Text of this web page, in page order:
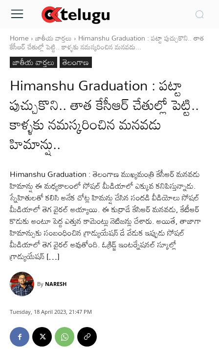
Home జాతీయ వార్తలు Himanshu Graduation : పట్టా పుచ్చుకొని.. తాత
కేసీఆర్ చేతుల్లో పెట్టి.. కాళ్ళకు నమస్కరించిన మనవడు...
జాతీయ వార్తలు తెలంగాణ
Himanshu Graduation : పట్టా
పుచ్చుకొని.. తాత కేసీఆర్ చేతుల్లో పెట్టి..
కాళ్ళకు నమస్కరించిన మనవడు
హిమాన్షు..
Himanshu Graduation : తెలంగాణ ముఖ్యమంత్రి కేసీఆర్ మనవడు
హిమాన్షు ఈ మధ్యకాలంలో సోషల్ మీడియాలో ఎక్కువ కనిపిస్తున్నాడు.
స్నేహితులతో కలిసి అనేక చోట్ల హిమన్షు చేసిన సందడి వీడియోలు సోషల్
మీడియాలో తెగ వైరల్ అయ్యాయి. ఈ కుర్రాడే కేసిఆర్ మనవడు, కేటీఆర్
కొడుకు అంటూ పెద్ద ఎత్తున కామెంట్లు నెటిజన్లు చేశారు. అయితే, తాజాగా
హిమాన్సుకు సంబంధించిన గ్రాడ్యుయేషన్ డే వేడుక ఇప్పుడు సోషల్
మీడియాలో తెగ వైరల్ అవుతోంది. ఓక్రిడ్జ్ ఇంటర్నేషనల్ స్కూల్లో
గ్రాడ్యుయేషన్ […]
By NARESH
Tuesday, 18 April 2023, 21:47 PM